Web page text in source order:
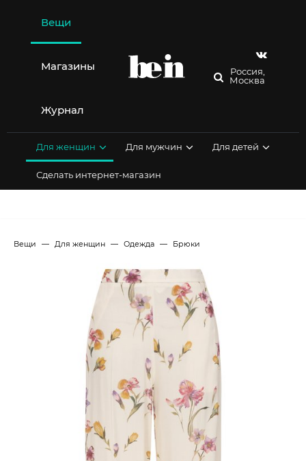
содержимому
Вещи
Магазины
Журнал
Россия,
Москва
Для женщин Для мужчин Для детей
Сделать интернет-магазин
Вещи Для женщин Одежда Брюки